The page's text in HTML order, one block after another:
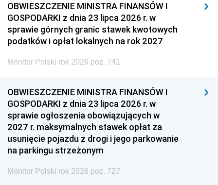
OBWIESZCZENIE MINISTRA FINANSÓW I
GOSPODARKI z dnia 23 lipca 2026 r. w
sprawie górnych granic stawek kwotowych
podatków i opłat lokalnych na rok 2027
Monitor Polski rok 2026 poz. 741
OBWIESZCZENIE MINISTRA FINANSÓW I
GOSPODARKI z dnia 23 lipca 2026 r. w
sprawie ogłoszenia obowiązujących w
2027 r. maksymalnych stawek opłat za
usunięcie pojazdu z drogi i jego parkowanie
na parkingu strzeżonym
Monitor Polski rok 2026 poz. 727